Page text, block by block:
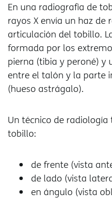
En una radiografía de
rayos X envía un haz de
articulación del tobillo.
formada por los
pierna (tibia y peroné) y
entre el talón y la parte
(hueso astrágalo).
Un técnico de
tobillo:
de frente (vista
de lado (vista
en ángulo (vista